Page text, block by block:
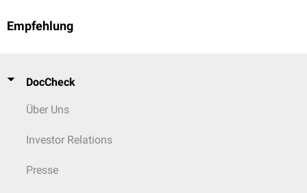
Empfehlung
DocCheck
Über Uns
Investor Relations
Presse